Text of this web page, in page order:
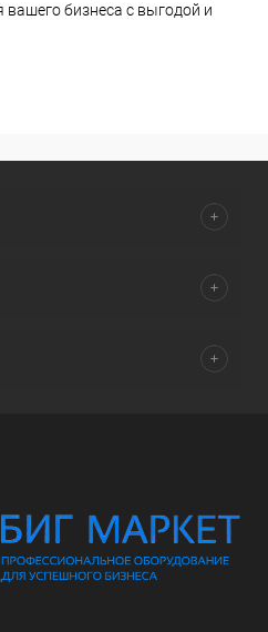
бизнеса с выгодой и